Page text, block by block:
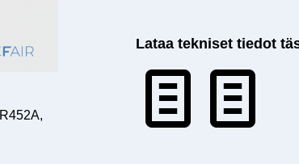
R452A,
Lataa tekniset tiedot